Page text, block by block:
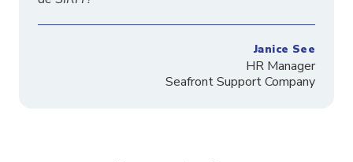
Janice See
HR Manager
Seafront Support Company